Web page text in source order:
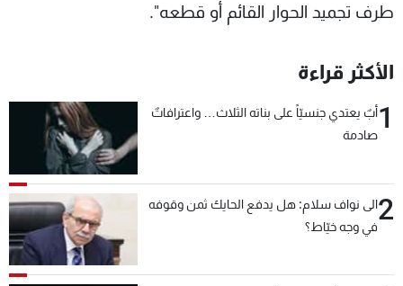
طرف تجميد الحوار القائم أو قطعه".
الأكثر قراءة
1أبٌ يعتدي جنسيّاً على بناته الثلاث… واعترافاتٌ
صادمة
2الى نواف سلام: هل يدفع الحايك ثمن وقوفه
في وجه خيّاط؟